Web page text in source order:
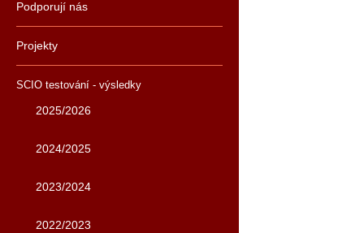
Podporují nás
Projekty
SCIO testování - výsledky
2025/2026
2024/2025
2023/2024
2022/2023